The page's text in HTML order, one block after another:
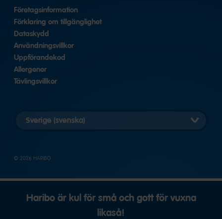
Företagsinformation
Förklaring om tillgänglighet
Dataskydd
Användningsvillkor
Uppförandekod
Allergener
Tävlingsvillkor
land
© 2026 HARIBO
Haribo är kul för små och gott för vuxna
likaså!